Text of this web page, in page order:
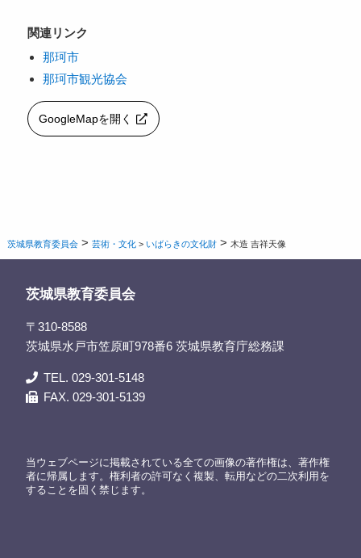
関連リンク
那珂市
那珂市観光協会
GoogleMapを開く
茨城県教育委員会 >芸術・文化 > いばらきの文化財 > 木造 吉祥天像
茨城県教育委員会
〒310-8588
茨城県水戸市笠原町978番6 茨城県教育庁総務課
TEL. 029-301-5148
FAX. 029-301-5139
当ウェブページに掲載されている全ての画像の著作権は、著作権
者に帰属します。権利者の許可なく複製、転用などの二次利用を
することを固く禁じます。